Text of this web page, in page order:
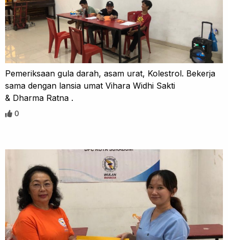
Pemeriksaan gula darah, asam urat, Kolestrol. Bekerja
sama dengan lansia umat Vihara Widhi Sakti
& Dharma Ratna .
0